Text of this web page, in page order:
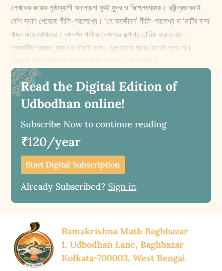
লেখকের কয়েক পৃষ্ঠাব্যাপী আলোচনা খুবই সুন্দর ও বিশ্লেষণাত্মক। রবীন্দ্রভাবনাই
বেশি স্থান পেয়েছে গীতি-আলেখ্যে। ‘হে মহাজীবন’ গীতি-আলেখ্য বা ‘মাটির বাসা’
ঋদ্ধ করে আমাদের। বঙ্গদর্শন পর্যায়ে লেখকের কল্পনার তারিফ করতে হয়।
গ্রন্থটির প্রচ্ছদ, মুদ্রণ ও বাঁধাই ভাল। ভুল বানান প্রায় চোখেই পড়ে না।
Read the Digital Edition of
Udbodhan online!
Subscribe Now to continue reading
₹120/year
Start Digital Subscription
Already Subscribed? Sign in
Ramakrishna Math Baghbazar
1, Udbodhan Lane, Baghbazar
Kolkata-700003, West Bengal